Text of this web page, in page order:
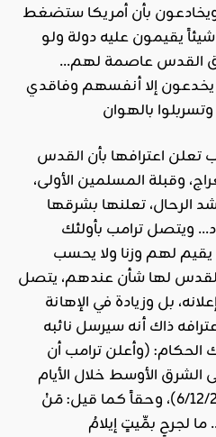
بأن أمريكا ستضغط
يقيمون عليه دولة ولو
القدس عاصمة لهم…
يخدعون إلا أنفسهم وفاقدي
تعلن اعترافها بأن القدس
، وقبلة المسلمين الأولى،
الرحال، تعلنها بشرقها
ويتصل ترامب بأولئك
يقيم لهم وزنا ولا يحسب
لها شأن عندهم، يتصل
بل وزيادة في الإهانة
ذاك أنه سيرسل نائبه
الحكام: (وأعلن ترامب أن
الأوسط خلال الأيام
المقبلة…) (العربية نت 6/12/2017)، وحقاً كما قيل: مَنْ